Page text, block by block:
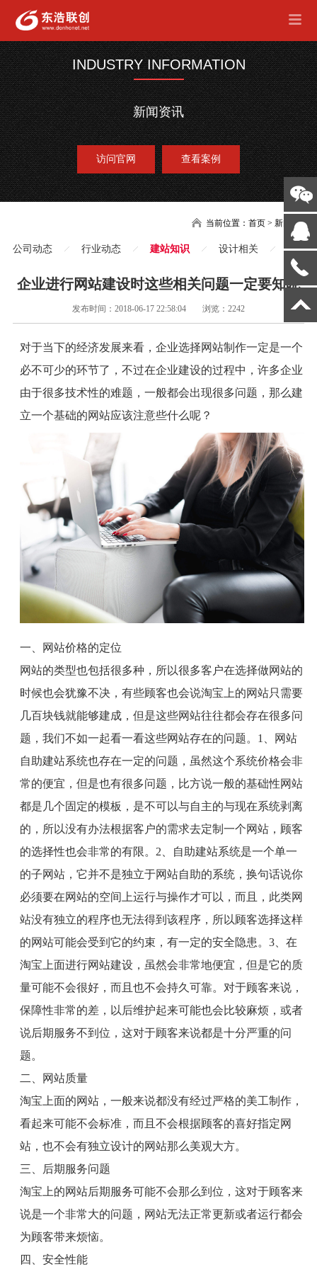
INDUSTRY INFORMATION
新闻资讯
访问官网 查看案例
当前位置：首页 >新闻
公司动态 行业动态 建站知识 设计相关
企业进行网站建设时这些相关问题一定要知晓
发布时间：2018-06-17 22:58:04 浏览：2242
对于当下的经济发展来看，企业选择网站制作一定是一个
必不可少的环节了，不过在企业建设的过程中，许多企业
由于很多技术性的难题，一般都会出现很多问题，那么建
立一个基础的网站应该注意些什么呢？
一、网站价格的定位
网站的类型也包括很多种，所以很多客户在选择做网站的
时候也会犹豫不决，有些顾客也会说淘宝上的网站只需要
几百块钱就能够建成，但是这些网站往往都会存在很多问
题，我们不如一起看一看这些网站存在的问题。 1
、网站
自助建站系统也存在一定的问题，虽然这个系统价格会非
常的便宜，但是也有很多问题，比方说一般的基础性网站
都是几个固定的模板，是不可以与自主的与现在系统剥离
的，所以没有办法根据客户的需求去定制一个网站，顾客
的选择性也会非常的有限。 2 、自助建站系统是一个单一
的子网站，它并不是独立于网站自助的系统，换句话说你
必须要在网站的空间上运行与操作才可以，而且，此类网
站没有独立的程序也无法得到该程序，所以顾客选择这样
的网站可能会受到它的约束，有一定的安全隐患。 3、在
淘宝上面进行网站建设，虽然会非常地便宜，但是它的质
量可能不会很好，而且也不会持久可靠。对于顾客来说，
保障性非常的差，以后维护起来可能也会比较麻烦，或者
说后期服务不到位，这对于顾客来说都是十分严重的问
题。
二、网站质量
淘宝上面的网站，一般来说都没有经过严格的美工制作，
看起来可能不会标准，而且不会根据顾客的喜好指定网
站，也不会有独立设计的网站那么美观大方。
三、后期服务问题
淘宝上的网站后期服务可能不会那么到位，这对于顾客来
说是一个非常大的问题，网站无法正常更新或者运行都会
为顾客带来烦恼。
四、安全性能